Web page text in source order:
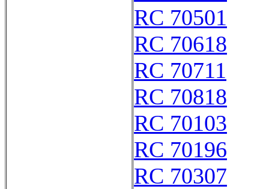
RC 70501
RC 70618
RC 70711
RC 70818
RC 70103
RC 70196
RC 70307